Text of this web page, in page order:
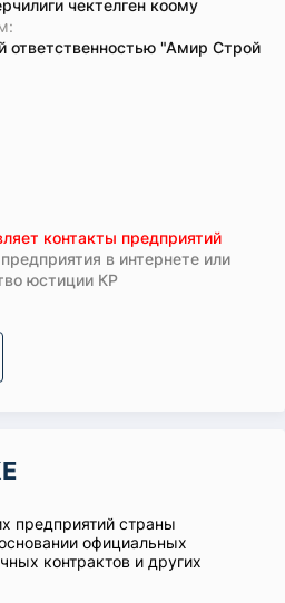
чектелген коому
ответственностью "Амир Строй
контакты предприятий
в интернете или
юстиции КР
предприятий страны
официальных
контрактов и других